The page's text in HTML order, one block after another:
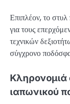
Επιπλέον, το στυλ
για τους
τεχνικών
σύγχρονο
Κληρονομιά
ιαπωνικού